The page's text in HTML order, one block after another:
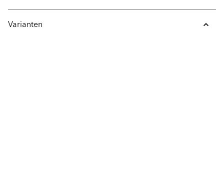
gesendet wird, wenn die Batterie ausgewechselt werden
muss. Die Telefonleitung wird über eine
Varianten